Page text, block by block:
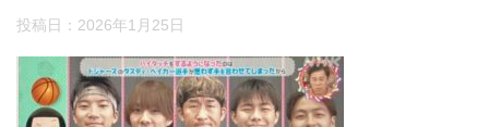
投稿日： 2026年1月25日